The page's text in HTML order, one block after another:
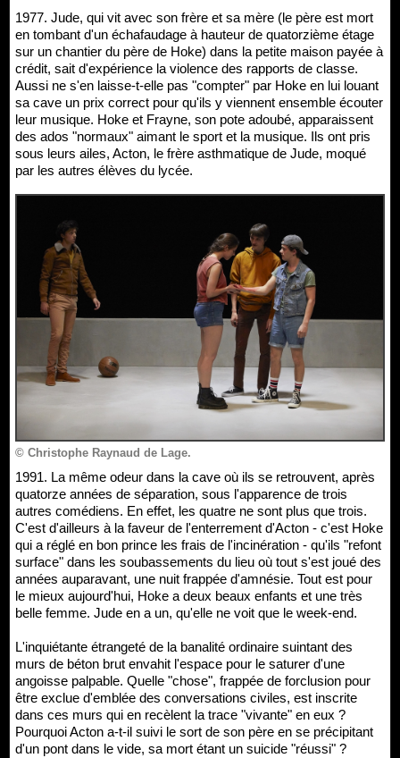
1977. Jude, qui vit avec son frère et sa mère (le père est mort
en tombant d'un échafaudage à hauteur de quatorzième étage
sur un chantier du père de Hoke) dans la petite maison payée à
crédit, sait d'expérience la violence des rapports de classe.
Aussi ne s'en laisse-t-elle pas "compter" par Hoke en lui louant
sa cave un prix correct pour qu'ils y viennent ensemble écouter
leur musique. Hoke et Frayne, son pote adoubé, apparaissent
des ados "normaux" aimant le sport et la musique. Ils ont pris
sous leurs ailes, Acton, le frère asthmatique de Jude, moqué
par les autres élèves du lycée.
© Christophe Raynaud de Lage.
1991. La même odeur dans la cave où ils se retrouvent, après
quatorze années de séparation, sous l'apparence de trois
autres comédiens. En effet, les quatre ne sont plus que trois.
C'est d'ailleurs à la faveur de l'enterrement d'Acton - c'est Hoke
qui a réglé en bon prince les frais de l'incinération - qu'ils "refont
surface" dans les soubassements du lieu où tout s'est joué des
années auparavant, une nuit frappée d'amnésie. Tout est pour
le mieux aujourd'hui, Hoke a deux beaux enfants et une très
belle femme. Jude en a un, qu'elle ne voit que le week-end.
L'inquiétante étrangeté de la banalité ordinaire suintant des
murs de béton brut envahit l'espace pour le saturer d'une
angoisse palpable. Quelle "chose", frappée de forclusion pour
être exclue d'emblée des conversations civiles, est inscrite
dans ces murs qui en recèlent la trace "vivante" en eux ?
Pourquoi Acton a-t-il suivi le sort de son père en se précipitant
d'un pont dans le vide, sa mort étant un suicide "réussi" ?